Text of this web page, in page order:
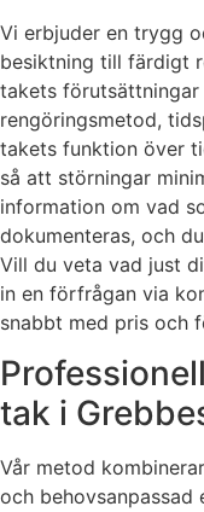
Vi erbjuder en trygg
besiktning till färdigt
takets
rengöringsmetod,
takets funktion över
så att störningar
information om vad
dokumenteras, och
Vill du veta vad just
in en förfrågan via
snabbt med pris och
tak i
Vår metod
och